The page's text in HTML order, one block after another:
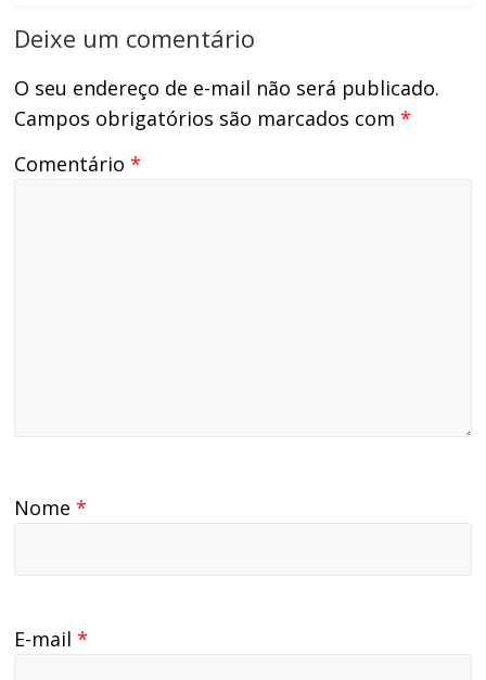
Deixe um comentário
O seu endereço de e-mail não será publicado.
Campos obrigatórios são marcados com*
Comentário*
Nome*
E-mail*